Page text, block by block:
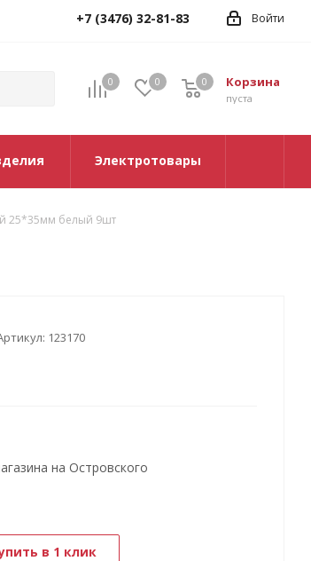
Войти
+7 (3476) 32-81-83
0 0 Корзина
0
пуста
0
Электротовары
25*35мм белый 9шт
123170
на Островского
в 1 клик